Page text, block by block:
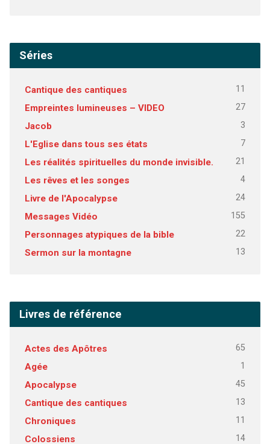
Séries
Cantique des cantiques 11
Empreintes lumineuses – VIDEO 27
Jacob 3
L'Eglise dans tous ses états 7
Les réalités spirituelles du monde invisible. 21
Les rêves et les songes 4
Livre de l'Apocalypse 24
Messages Vidéo 155
Personnages atypiques de la bible 22
Sermon sur la montagne 13
Livres de référence
Actes des Apôtres 65
Agée 1
Apocalypse 45
Cantique des cantiques 13
Chroniques 11
Colossiens 14